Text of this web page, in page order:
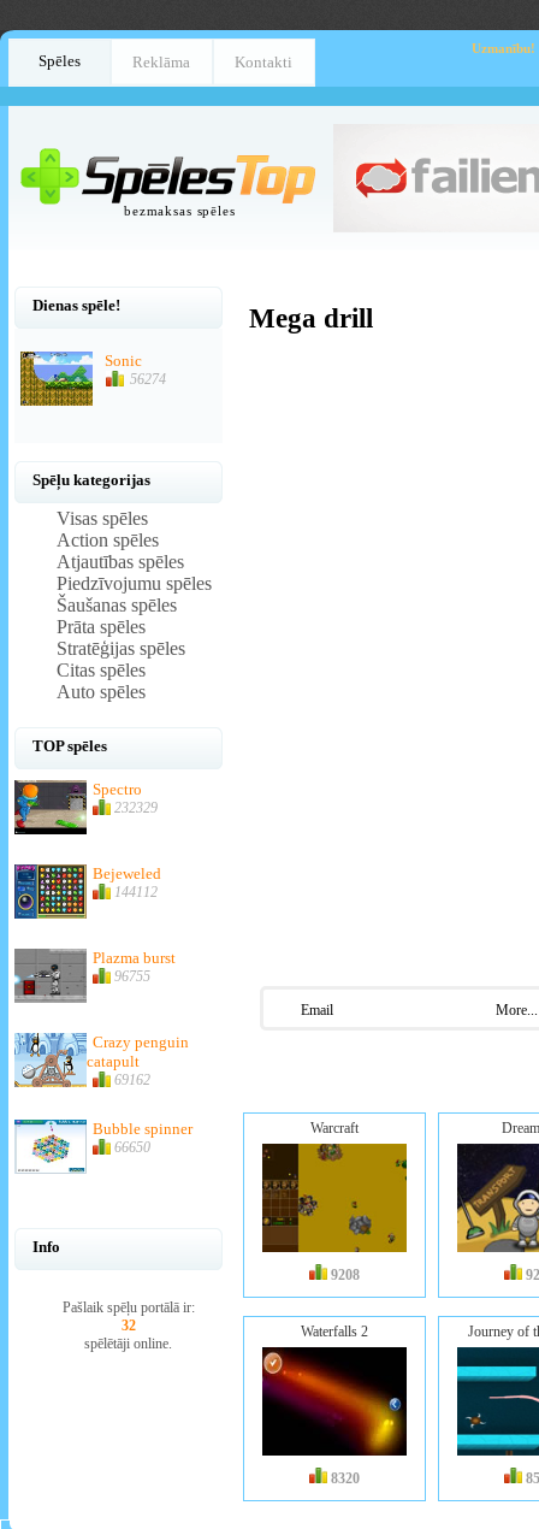
Spēles Reklāma Kontakti
Uzmanību!
bezmaksas spēles
Dienas spēle!
Sonic
56274
Spēļu kategorijas
Visas spēles
Action spēles
Atjautības spēles
Piedzīvojumu spēles
Šaušanas spēles
Prāta spēles
Stratēģijas spēles
Citas spēles
Auto spēles
TOP spēles
Spectro
232329
Bejeweled
144112
Plazma burst
96755
Crazy penguin
catapult
69162
Bubble spinner
66650
Info
Pašlaik spēļu portālā ir:
32
spēlētāji online.
Mega drill
Email More...
Warcraft
9208
Waterfalls 2
8320
Journey of